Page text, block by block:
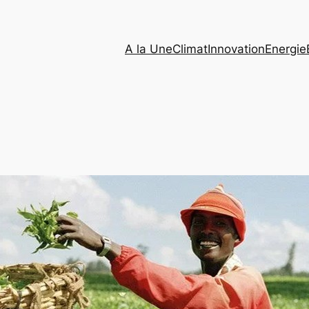
A la UneClimatInnovationEnergie